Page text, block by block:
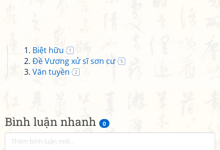
Bình luận nhanh 0
Biệt hữu 1
Đề Vương xử sĩ sơn cư 5
Văn tuyền 2